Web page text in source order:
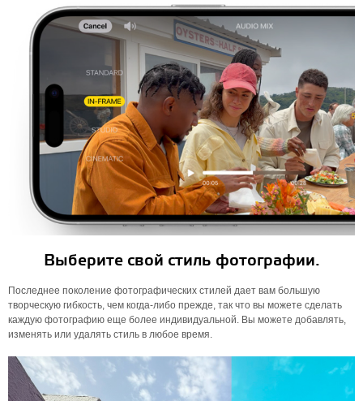
Выберите свой стиль фотографии.
Последнее поколение фотографических стилей дает вам большую
творческую гибкость, чем когда-либо прежде, так что вы можете сделать
каждую фотографию еще более индивидуальной. Вы можете добавлять,
изменять или удалять стиль в любое время.